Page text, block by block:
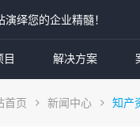
演绎您的企业精髓！
目 解决方案
首页 新闻中心 知产